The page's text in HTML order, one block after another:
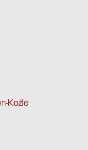
Koźle